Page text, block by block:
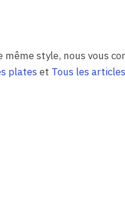
style, nous vous
plates et Tous les